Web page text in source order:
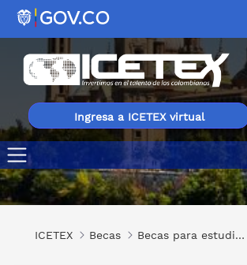
Ingresa a ICETEX virtual
Maestrías en Diferentes Áreas en CESTE
ICETEX Becas Becas para estudios en el exterior